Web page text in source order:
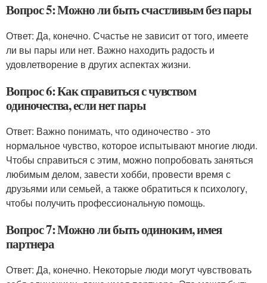
Вопрос 5: Можно ли быть счастливым без пары
Ответ: Да, конечно. Счастье не зависит от того, имеете
ли вы пары или нет. Важно находить радость и
удовлетворение в других аспектах жизни.
Вопрос 6: Как справиться с чувством
одиночества, если нет пары
Ответ: Важно понимать, что одиночество - это
нормальное чувство, которое испытывают многие люди.
Чтобы справиться с этим, можно попробовать заняться
любимым делом, завести хобби, провести время с
друзьями или семьей, а также обратиться к психологу,
чтобы получить профессиональную помощь.
Вопрос 7: Можно ли быть одиноким, имея
партнера
Ответ: Да, конечно. Некоторые люди могут чувствовать